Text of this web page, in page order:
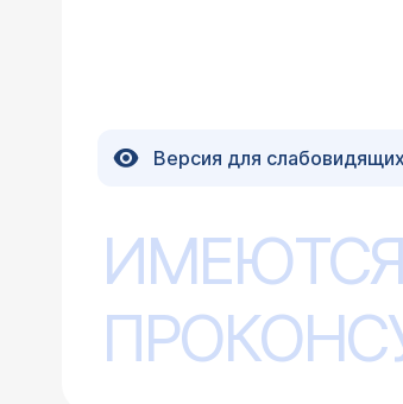
Версия для слабовидящих